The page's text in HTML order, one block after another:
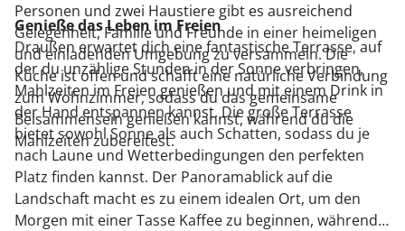
Personen und zwei Haustiere gibt es ausreichend
Gelegenheit, Familie und Freunde in einer heimeligen
und einladenden Umgebung zu versammeln. Die
Küche ist offen und schafft eine natürliche Verbindung
zum Wohnzimmer, sodass du das gemeinsame
Beisammensein genießen kannst, während du die
Mahlzeiten zubereitest.
Genieße das Leben im Freien
Draußen erwartet dich eine fantastische Terrasse, auf
der du unzählige Stunden in der Sonne verbringen,
Mahlzeiten im Freien genießen und mit einem Drink in
der Hand entspannen kannst. Die große Terrasse
bietet sowohl Sonne als auch Schatten, sodass du je
nach Laune und Wetterbedingungen den perfekten
Platz finden kannst. Der Panoramablick auf die
Landschaft macht es zu einem idealen Ort, um den
Morgen mit einer Tasse Kaffee zu beginnen, während